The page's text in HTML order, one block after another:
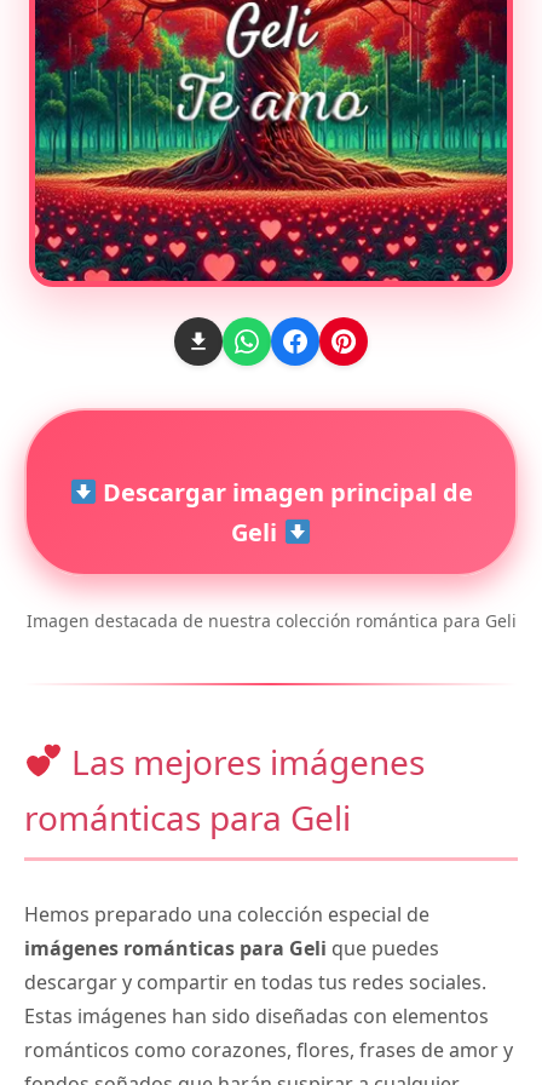
Descargar imagen principal de
Geli
Imagen destacada de nuestra colección romántica para Geli
Las mejores imágenes
románticas para Geli
Hemos preparado una colección especial de
imágenes románticas para Geli que puedes
descargar y compartir en todas tus redes sociales.
Estas imágenes han sido diseñadas con elementos
románticos como corazones, flores, frases de amor y